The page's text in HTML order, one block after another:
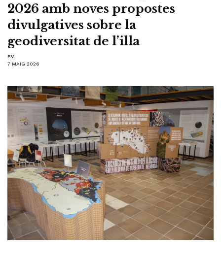
2026 amb noves propostes
divulgatives sobre la
geodiversitat de l’illa
F.V.
7 MAIG 2026